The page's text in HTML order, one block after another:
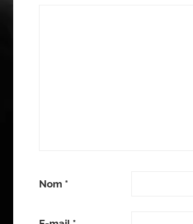
Nom *